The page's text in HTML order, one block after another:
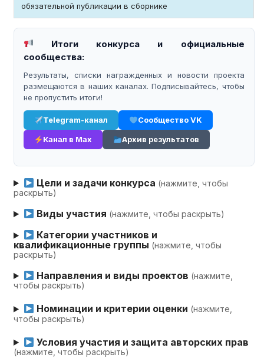
обязательной публикации в сборнике
Итоги конкурса и официальные
сообщества:
Результаты, списки награжденных и новости проекта
размещаются в наших каналах. Подписывайтесь, чтобы
не пропустить итоги!
Telegram-канал Сообщество VK
Канал в Max Архив результатов
Цели и задачи конкурса (нажмите, чтобы
раскрыть)
Виды участия (нажмите, чтобы раскрыть)
Категории участников и
квалификационные группы (нажмите, чтобы
раскрыть)
Направления и виды проектов (нажмите,
чтобы раскрыть)
Номинации и критерии оценки (нажмите,
чтобы раскрыть)
Условия участия и защита авторских прав
(нажмите, чтобы раскрыть)